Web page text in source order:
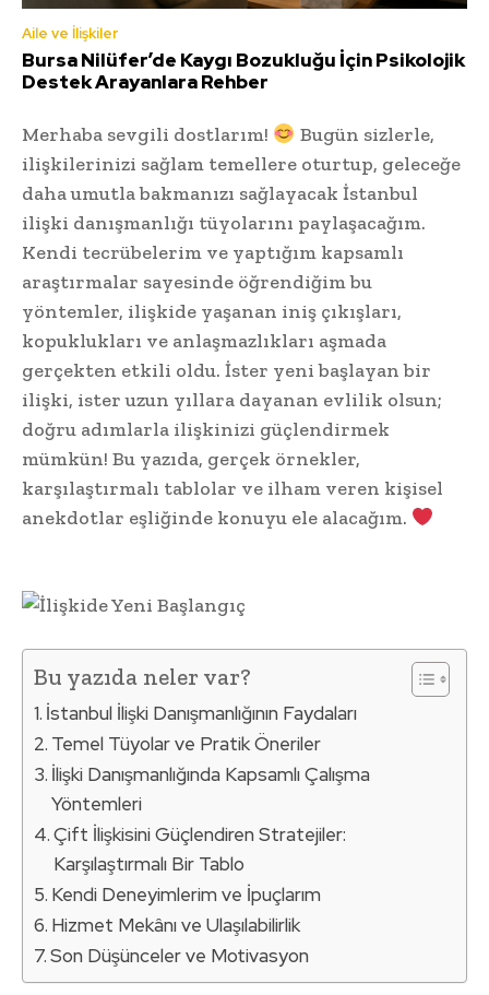
Aile ve İlişkiler
Bursa Nilüfer’de Kaygı Bozukluğu İçin Psikolojik
Destek Arayanlara Rehber
Merhaba sevgili dostlarım!
Bugün sizlerle,
ilişkilerinizi sağlam temellere oturtup, geleceğe
daha umutla bakmanızı sağlayacak İstanbul
ilişki danışmanlığı tüyolarını paylaşacağım.
Kendi tecrübelerim ve yaptığım kapsamlı
araştırmalar sayesinde öğrendiğim bu
yöntemler, ilişkide yaşanan iniş çıkışları,
kopuklukları ve anlaşmazlıkları aşmada
gerçekten etkili oldu. İster yeni başlayan bir
ilişki, ister uzun yıllara dayanan evlilik olsun;
doğru adımlarla ilişkinizi güçlendirmek
mümkün! Bu yazıda, gerçek örnekler,
karşılaştırmalı tablolar ve ilham veren kişisel
anekdotlar eşliğinde konuyu ele alacağım.
Bu yazıda neler var?
İstanbul İlişki Danışmanlığının Faydaları
Temel Tüyolar ve Pratik Öneriler
İlişki Danışmanlığında Kapsamlı Çalışma
Yöntemleri
Çift İlişkisini Güçlendiren Stratejiler:
Karşılaştırmalı Bir Tablo
Kendi Deneyimlerim ve İpuçlarım
Hizmet Mekânı ve Ulaşılabilirlik
Son Düşünceler ve Motivasyon